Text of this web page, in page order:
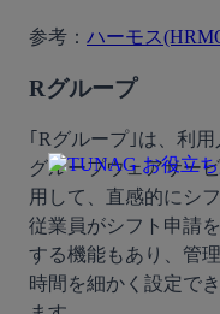
参考： ハーモス
Rグループ
｢Rグループ｣は、利
グループウェアサー
用して、直感的にシ
従業員がシフト申請
する機能もあり、管
時間を細かく設定で